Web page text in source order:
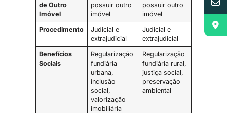
de Outro
Imóvel
possuir outro
imóvel
possuir outro
imóvel
Procedimento
Judicial e
extrajudicial
Judicial e
extrajudicial
Benefícios
Sociais
Regularização
fundiária
urbana,
inclusão
social,
valorização
imobiliária
Regularização
fundiária rural,
justiça social,
preservação
ambiental